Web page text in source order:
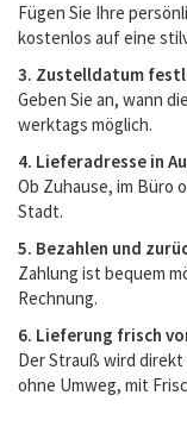
Fügen Sie Ihre
kostenlos auf eine
3. Zustelldatum
Geben Sie an, wann
werktags möglich.
4. Lieferadresse in
Ob Zuhause, im Büro
Stadt.
5. Bezahlen und
Zahlung ist bequem
Rechnung.
6. Lieferung frisch
Der Strauß wird
ohne Umweg, mit